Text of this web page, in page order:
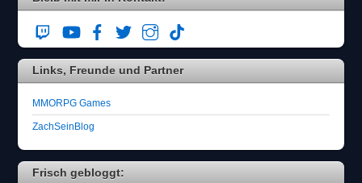
t
e
d
a
s
l
g
z
Links, Freunde und Partner
MMORPG Games
ZachSeinBlog
Frisch gebloggt: